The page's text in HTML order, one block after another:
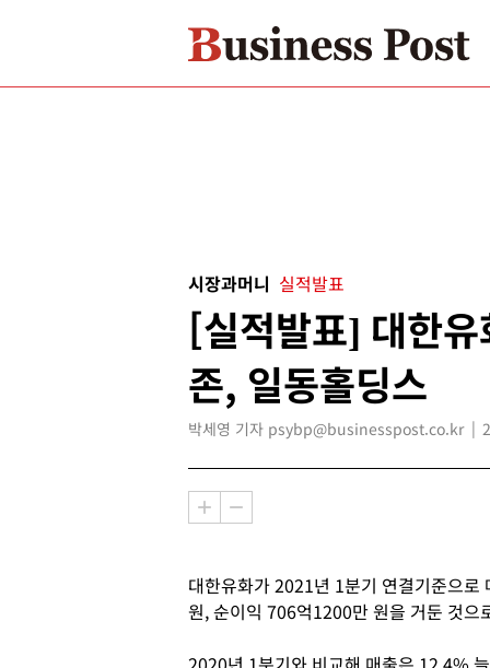
시장과머니 실적발표
[실적발표] 대한
존, 일동홀딩스
박세영 기자 psybp@businesspost.co.kr
대한유화가 2021년 1분기 연결기준으
원, 순이익 706억1200만 원을 거둔 것으